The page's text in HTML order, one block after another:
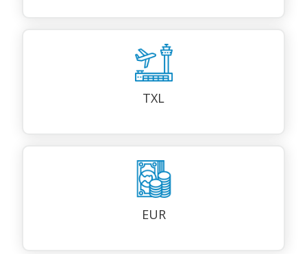
TXL
EUR